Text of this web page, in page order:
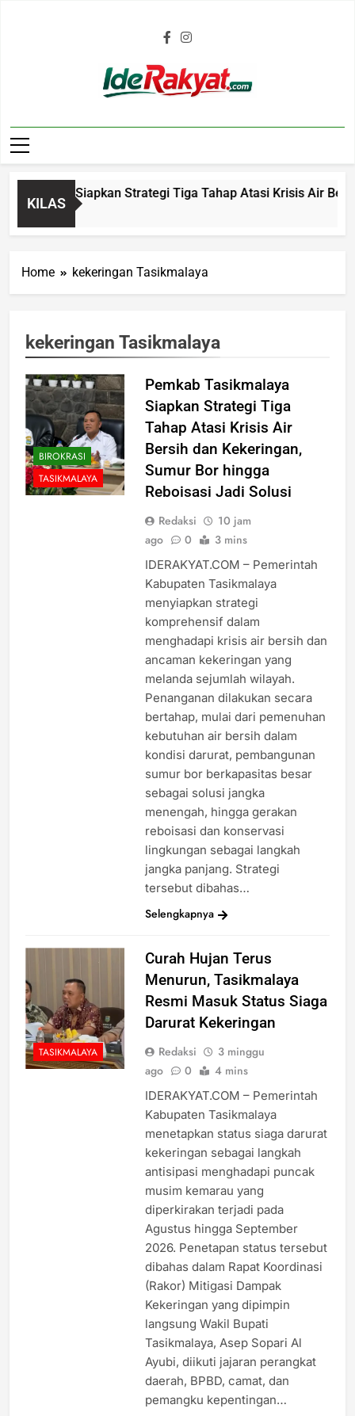
Iderakyat.com
KILAS
Siapkan Strategi Tiga Tahap Atasi Krisis Air Bersih
Home kekeringan Tasikmalaya
kekeringan Tasikmalaya
BIROKRASI
TASIKMALAYA
Pemkab Tasikmalaya
Siapkan Strategi Tiga
Tahap Atasi Krisis Air
Bersih dan Kekeringan,
Sumur Bor hingga
Reboisasi Jadi Solusi
Redaksi
10 jam
ago
0 3 mins
IDERAKYAT.COM – Pemerintah
Kabupaten Tasikmalaya
menyiapkan strategi
komprehensif dalam
menghadapi krisis air bersih dan
ancaman kekeringan yang
melanda sejumlah wilayah.
Penanganan dilakukan secara
bertahap, mulai dari pemenuhan
kebutuhan air bersih dalam
kondisi darurat, pembangunan
sumur bor berkapasitas besar
sebagai solusi jangka
menengah, hingga gerakan
reboisasi dan konservasi
lingkungan sebagai langkah
jangka panjang. Strategi
tersebut dibahas…
Selengkapnya
TASIKMALAYA
Curah Hujan Terus
Menurun, Tasikmalaya
Resmi Masuk Status Siaga
Darurat Kekeringan
Redaksi
3 minggu
ago
0 4 mins
IDERAKYAT.COM – Pemerintah
Kabupaten Tasikmalaya
menetapkan status siaga darurat
kekeringan sebagai langkah
antisipasi menghadapi puncak
musim kemarau yang
diperkirakan terjadi pada
Agustus hingga September
2026. Penetapan status tersebut
dibahas dalam Rapat Koordinasi
(Rakor) Mitigasi Dampak
Kekeringan yang dipimpin
langsung Wakil Bupati
Tasikmalaya, Asep Sopari Al
Ayubi, diikuti jajaran perangkat
daerah, BPBD, camat, dan
pemangku kepentingan…